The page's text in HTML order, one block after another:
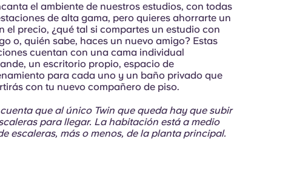
el ambiente de nuestros estudios, con todas
de alta gama, pero quieres ahorrarte un
el precio, ¿qué tal si compartes un estudio con
o, quién sabe, haces un nuevo amigo?Estas
cuentan con una cama individual
un escritorio propio, espacio de
para cada uno y un baño privado que
con tu nuevo compañero de piso.
cuenta que al único Twin que queda hay que subir
para llegar. La habitación está a medio
escaleras, más o menos, de la planta principal.